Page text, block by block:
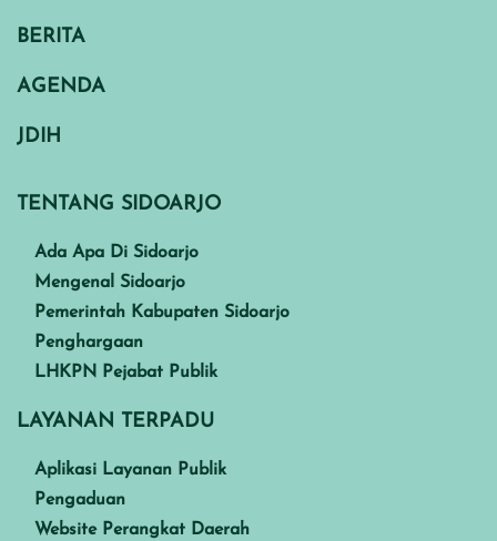
BERITA
AGENDA
JDIH
TENTANG SIDOARJO
Ada Apa Di Sidoarjo
Mengenal Sidoarjo
Pemerintah Kabupaten Sidoarjo
Penghargaan
LHKPN Pejabat Publik
LAYANAN TERPADU
Aplikasi Layanan Publik
Pengaduan
Website Perangkat Daerah